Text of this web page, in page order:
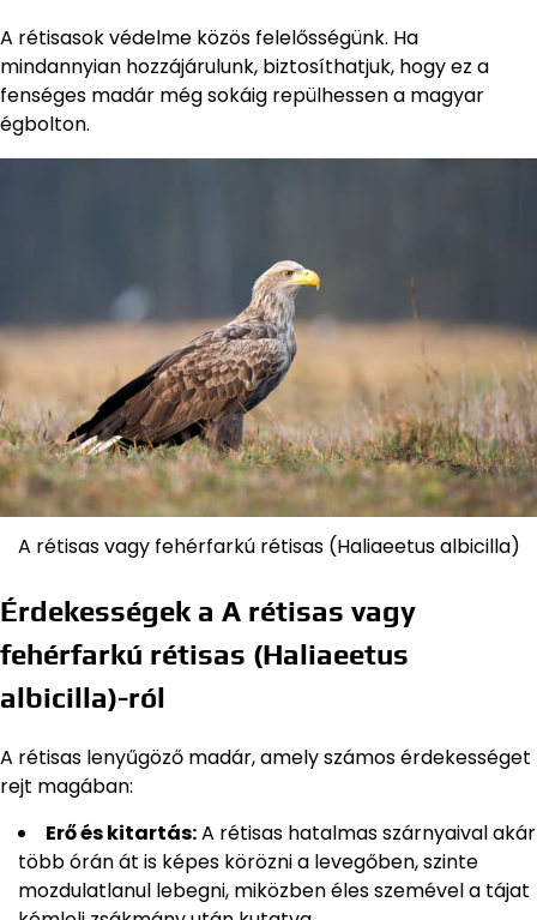
A rétisasok védelme közös felelősségünk. Ha
mindannyian hozzájárulunk, biztosíthatjuk, hogy ez a
fenséges madár még sokáig repülhessen a magyar
égbolton.
A rétisas vagy fehérfarkú rétisas (Haliaeetus albicilla)
Érdekességek a A rétisas vagy
fehérfarkú rétisas (Haliaeetus
albicilla)-ról
A rétisas lenyűgöző madár, amely számos érdekességet
rejt magában:
Erő és kitartás:A rétisas hatalmas szárnyaival akár
több órán át is képes körözni a levegőben, szinte
mozdulatlanul lebegni, miközben éles szemével a tájat